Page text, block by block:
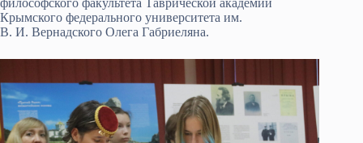
философского факультета Таврической академии
Крымского федерального университета им.
В. И. Вернадского Олега Габриеляна.